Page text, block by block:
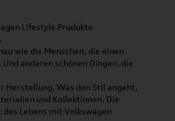
Lifestyle Produkte
wie die Menschen, die einen
anderen schönen Dingen, die
Herstellung. Was den Stil angeht,
und Kollektionen. Die
Lebens mit Volkswagen